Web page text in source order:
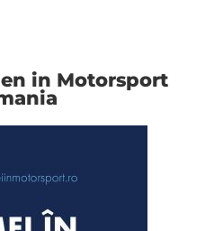
in Motorsport